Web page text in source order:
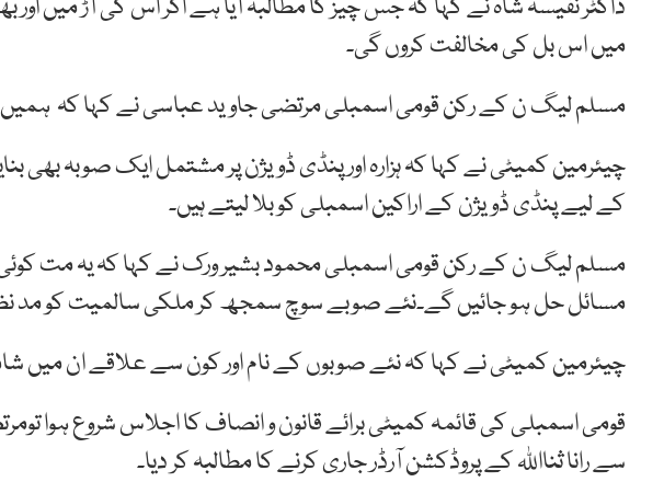
ڈاکٹر نفیسہ شاہ نے کہا کہ جس چیز کا مطالبہ آیا ہے اگر اس کی آڑ میں
میں اس بل کی مخالفت کروں گی۔
مسلم لیگ ن کے رکن قومی اسمبلی مرتضی جاوید عباسی نے کہا کہ ہمیں
چیئرمین کمیٹی نے کہا کہ ہزارہ اور پنڈی ڈویژن پر مشتمل ایک صوبہ بھی
کے لیے پنڈی ڈویژن کے اراکین اسمبلی کو بلا لیتے ہیں۔
مسلم لیگ ن کے رکن قومی اسمبلی محمود بشیر ورک نے کہا کہ یہ مت
مسائل حل ہو جائیں گے۔نئے صوبے سوچ سمجھ کر ملکی سالمیت کو مد نظر
چیئرمین کمیٹی نے کہا کہ نئے صوبوں کے نام اور کون سے علاقے ان میں
قومی اسمبلی کی قائمہ کمیٹی برائے قانون و انصاف کا اجلاس شروع ہوا
سے رانا ثنااللہ کے پروڈکشن آرڈر جاری کرنے کا مطالبہ کر دیا۔